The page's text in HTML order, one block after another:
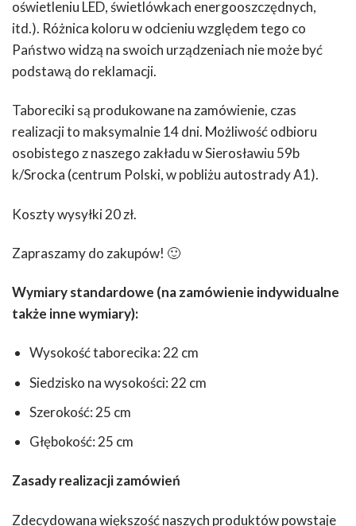
oświetleniu LED, świetlówkach energooszczędnych,
itd.). Różnica koloru w odcieniu względem tego co
Państwo widzą na swoich urządzeniach nie może być
podstawą do reklamacji.
Taboreciki są produkowane na zamówienie, czas
realizacji to maksymalnie 14 dni. Możliwość odbioru
osobistego z naszego zakładu w Sierosławiu 59b
k/Srocka (centrum Polski, w pobliżu autostrady A1).
Koszty wysyłki 20 zł.
Zapraszamy do zakupów! 🙂
Wymiary standardowe (na zamówienie indywidualne
także inne wymiary):
Wysokość taborecika: 22 cm
Siedzisko na wysokości: 22 cm
Szerokość: 25 cm
Głębokość: 25 cm
Zasady realizacji zamówień
Zdecydowana większość naszych produktów powstaje